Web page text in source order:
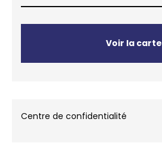
Voir la carte
Centre de confidentialité